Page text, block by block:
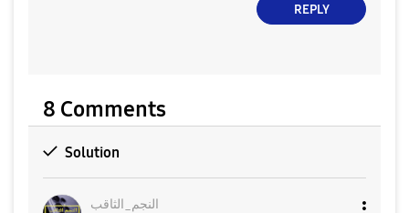
REPLY
8 Comments
Solution
النجم_الثاقب